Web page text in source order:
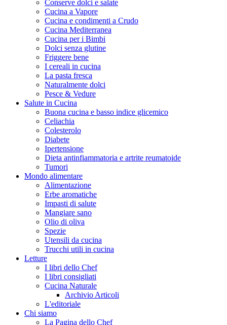
Conserve dolci e salate
Cucina a Vapore
Cucina e condimenti a Crudo
Cucina Mediterranea
Cucina per i Bimbi
Dolci senza glutine
Friggere bene
I cereali in cucina
La pasta fresca
Naturalmente dolci
Pesce & Vedure
Salute in Cucina
Buona cucina e basso indice glicemico
Celiachia
Colesterolo
Diabete
Ipertensione
Dieta antinfiammatoria e artrite reumatoide
Tumori
Mondo alimentare
Alimentazione
Erbe aromatiche
Impasti di salute
Mangiare sano
Olio di oliva
Spezie
Utensili da cucina
Trucchi utili in cucina
Letture
I libri dello Chef
I libri consigliati
Cucina Naturale
Archivio Articoli
L'editoriale
Chi siamo
La Pagina dello Chef